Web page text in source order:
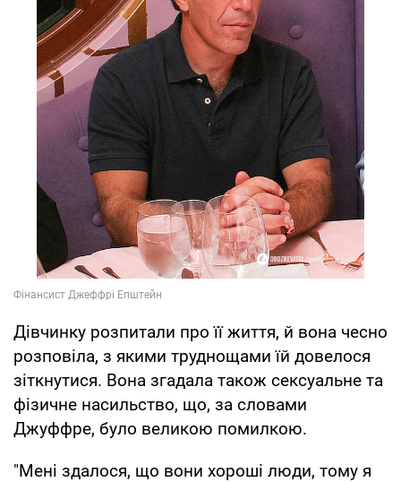
Дівчинку розпитали про її життя, й вона чесно
розповіла, з якими труднощами їй довелося
зіткнутися. Вона згадала також сексуальне та
фізичне насильство, що, за словами
Джуффре, було великою помилкою.
"Мені здалося, що вони хороші люди, тому я